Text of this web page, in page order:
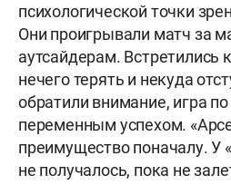
психологической точки
Они проигрывали матч за
аутсайдерам.
нечего терять и некуда
обратили внимание, игра
переменным успехом.
преимущество поначалу. У
не получалось, пока не